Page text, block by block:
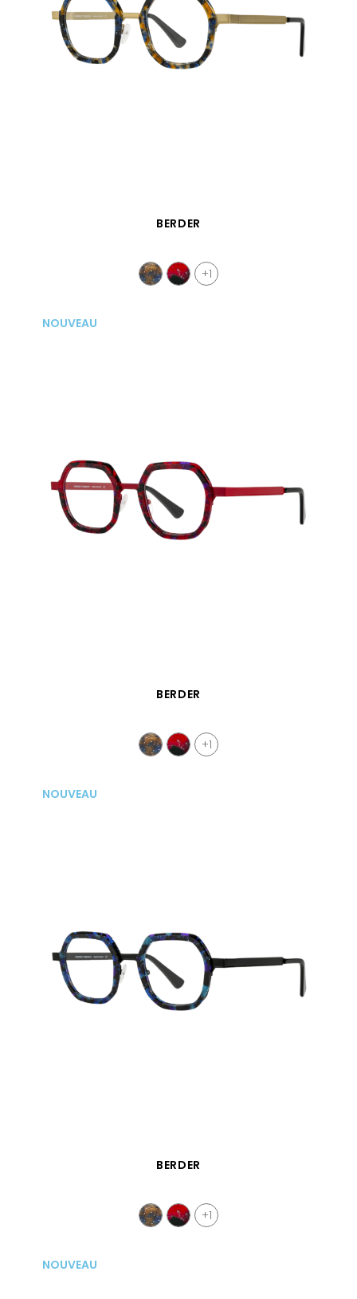
APERÇU RAPIDE
BERDER
+1
APERÇU RAPIDE
NOUVEAU
BERDER
+1
APERÇU RAPIDE
NOUVEAU
BERDER
+1
NOUVEAU